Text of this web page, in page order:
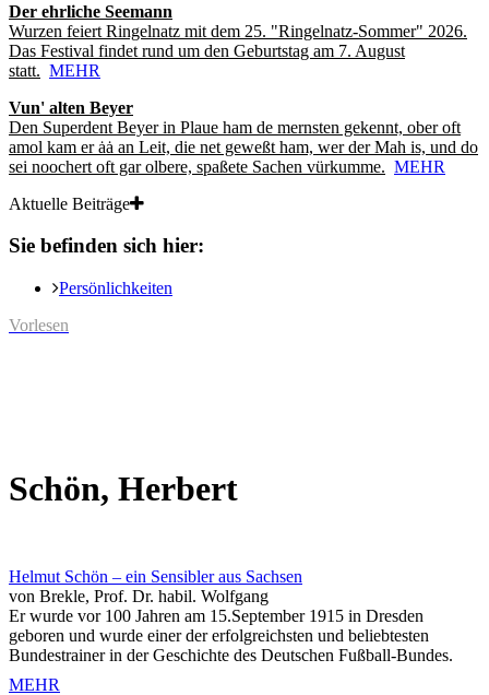
Der ehrliche Seemann
Wurzen feiert Ringelnatz mit dem 25. "Ringelnatz-Sommer" 2026.
Das Festival findet rund um den Geburtstag am 7. August
statt. MEHR
Vun' alten Beyer
Den Superdent Beyer in Plaue ham de mernsten gekennt, ober oft
amol kam er ȧȧ an Leit, die net geweßt ham, wer der Mah is, und do
sei noochert oft gar olbere, spaßete Sachen vürkumme. MEHR
Aktuelle Beiträge
Sie befinden sich hier:
Persönlichkeiten
Vorlesen
Schön, Herbert
Helmut Schön – ein Sensibler aus Sachsen
von Brekle, Prof. Dr. habil. Wolfgang
Er wurde vor 100 Jahren am 15.September 1915 in Dresden
geboren und wurde einer der erfolgreichsten und beliebtesten
Bundestrainer in der Geschichte des Deutschen Fußball-Bundes.
MEHR